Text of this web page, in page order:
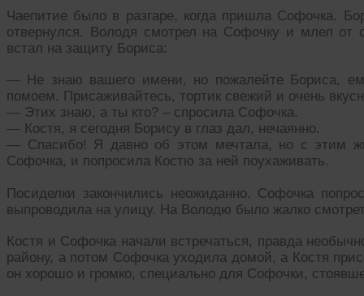
Чаепитие было в разгаре, когда пришла Софочка.
отвернулся. Володя смотрел на Софочку и млел от
встал на защиту Бориса:
— Не знаю вашего имени, но пожалейте Бориса,
помоем. Присаживайтесь, тортик свежий и очень
— Этих знаю, а ты кто? – спросила Софочка.
— Костя, я сегодня Борису в глаз дал, нечаянно.
— Спасибо! Я давно об этом мечтала, но с этим
Софочка, и попросила Костю за ней поухаживать.
Посиделки закончились неожиданно. Софочка
выпроводила на улицу. На Володю было жалко
Костя и Софочка начали встречаться, правда
району, а потом Софочка уходила домой, а Костя
он хорошо и громко, специально для Софочки,